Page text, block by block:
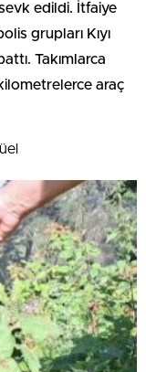
edildi. İtfaiye
grupları Kıyı
Takımlarca
araç